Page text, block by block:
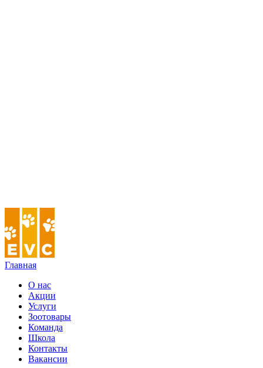
Главная
О нас
Акции
Услуги
Зоотовары
Команда
Школа
Контакты
Вакансии